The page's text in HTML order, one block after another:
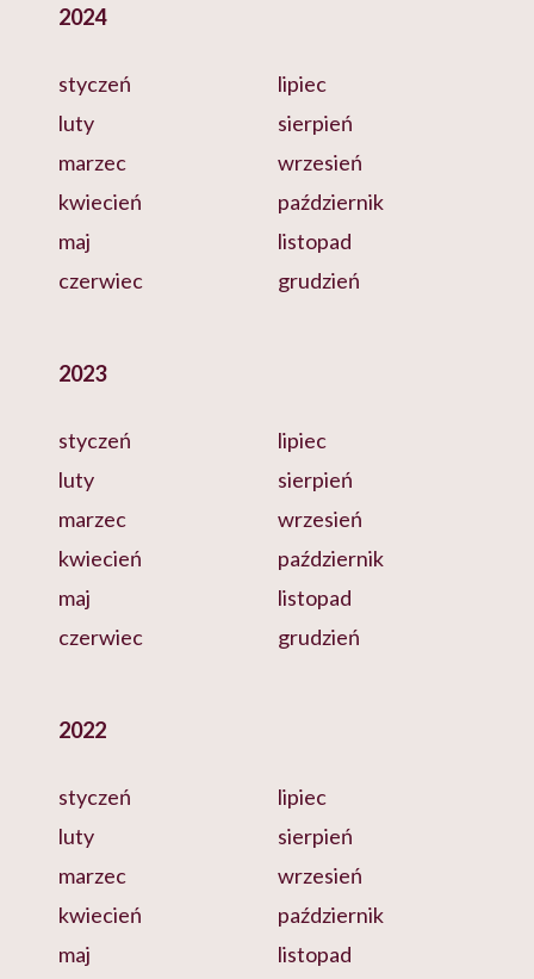
2024
styczeń
luty
marzec
kwiecień
maj
czerwiec
lipiec
sierpień
wrzesień
październik
listopad
grudzień
2023
styczeń
luty
marzec
kwiecień
maj
czerwiec
lipiec
sierpień
wrzesień
październik
listopad
grudzień
2022
styczeń
luty
marzec
kwiecień
maj
lipiec
sierpień
wrzesień
październik
listopad